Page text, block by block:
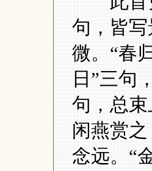
句，皆
微。 “春
日 ”三句
句，总
闲燕赏
念远。 “